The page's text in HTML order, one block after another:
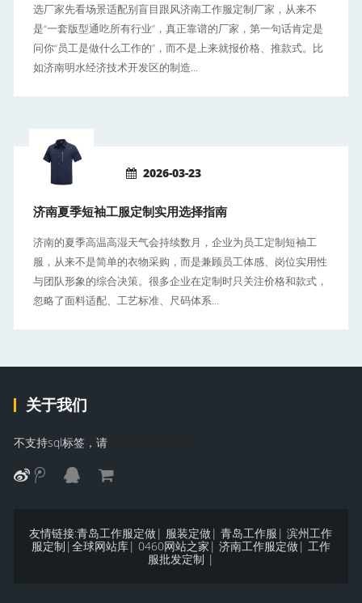
选厂家先看场景适配别盲目跟风济南工作服定制厂家，从来不
是“一套版型通吃所有行业”，真正靠谱的厂家，第一句话肯定是
问你“员工是做什么工作的”，而不是上来就报价格、推款式。比
如济南明水经济技术开发区的制造...
2026-03-23
济南夏季短袖工服定制实用选择指南
济南的夏季高温高湿天气会持续数月，企业为员工定制短袖工
服，从来不是简单的衣物采购，而是兼顾员工体感、岗位实用性
与团队形象的综合决策。很多企业在定制时只关注价格和款式，
忽略了面料适配、工艺标准、尺码体系...
关于我们
不支持sql标签，请
友情链接:青岛工作服定做| 服装定做|青岛工作服 |滨州工作
服定制 | 全球网站库| 0460网站之家 | 济南工作服定做| 工作
服批发定制 |